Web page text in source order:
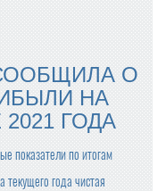
СООБЩИЛА О
НА
2021 ГОДА
показатели по итогам
года чистая